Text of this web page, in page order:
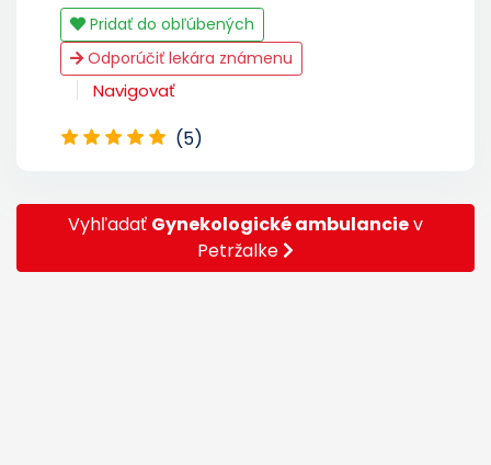
Pridať do obľúbených
Odporúčiť lekára známenu
Navigovať
(5)
Vyhľadať Gynekologické ambulanciev
Petržalke